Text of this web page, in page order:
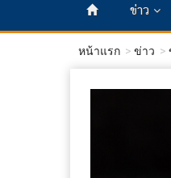
ข่าว
หน้าแรก ข่าว